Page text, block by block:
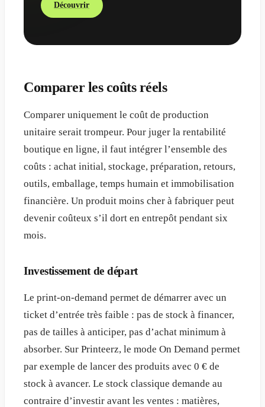
Découvrir
Comparer les coûts réels
Comparer uniquement le coût de production
unitaire serait trompeur. Pour juger la rentabilité
boutique en ligne, il faut intégrer l’ensemble des
coûts : achat initial, stockage, préparation, retours,
outils, emballage, temps humain et immobilisation
financière. Un produit moins cher à fabriquer peut
devenir coûteux s’il dort en entrepôt pendant six
mois.
Investissement de départ
Le print-on-demand permet de démarrer avec un
ticket d’entrée très faible : pas de stock à financer,
pas de tailles à anticiper, pas d’achat minimum à
absorber. Sur Printeerz, le mode On Demand permet
par exemple de lancer des produits avec 0 € de
stock à avancer. Le stock classique demande au
contraire d’investir avant les ventes : matières,